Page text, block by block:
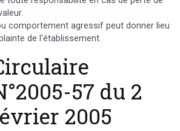
comportement agressif peut donner lieu
de l'établissement.
57 du 2
2005